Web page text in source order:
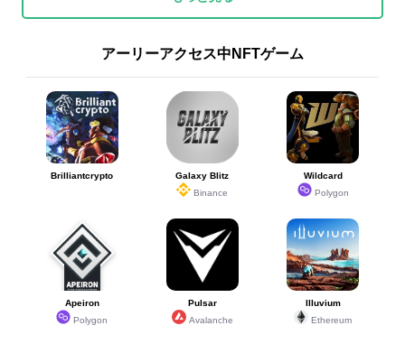
アーリーアクセス中NFTゲーム
Brilliantcrypto
Galaxy Blitz
Binance
Wildcard
Polygon
Apeiron
Polygon
Pulsar
Avalanche
Illuvium
Ethereum